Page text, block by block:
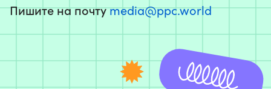
Пишите на почтуmedia@ppc.world